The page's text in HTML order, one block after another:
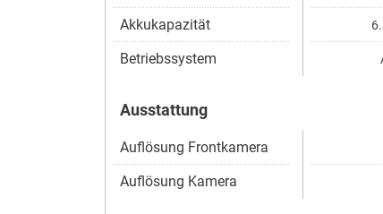
Akkukapazität
Betriebssystem
Ausstattung
Auflösung Frontkamera
Auflösung Kamera